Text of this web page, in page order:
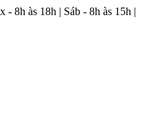
- 8h às 18h | Sáb - 8h às 15h |